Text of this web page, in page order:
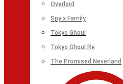
Overlord
Spy x Family
Tokyo Ghoul
Tokyo Ghoul:Re
The Promised Neverland